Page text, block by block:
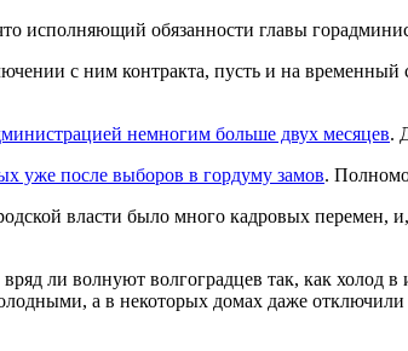
исполняющий обязанности главы
с ним контракта, пусть и на
немногим больше двух месяцев.
уже после выборов в гордуму замов.
власти было много кадровых
ли волнуют волгоградцев так, как
а в некоторых домах даже